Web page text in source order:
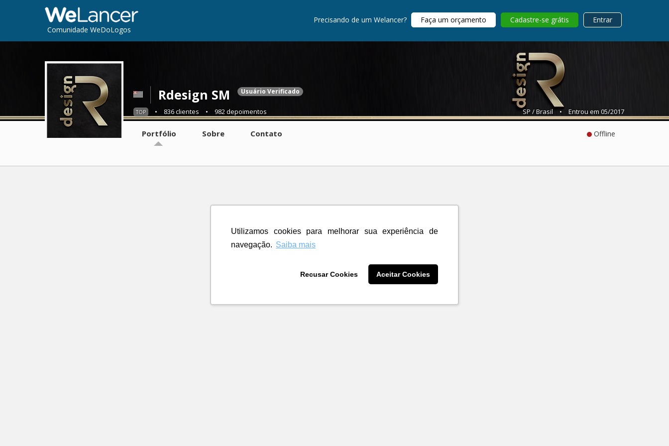
Utilizamos cookies para melhorar sua experiência de
navegação. Saiba mais
Recusar Cookies Aceitar Cookies
Comunidade WeDoLogos
Precisando de um Welancer? Faça um orçamento Cadastre-se grátis Entrar
Rdesign SM Usuário Verificado
TOP • 836 clientes • 982 depoimentos SP / Brasil • Entrou em 05/2017
Portfólio Sobre Contato Offline